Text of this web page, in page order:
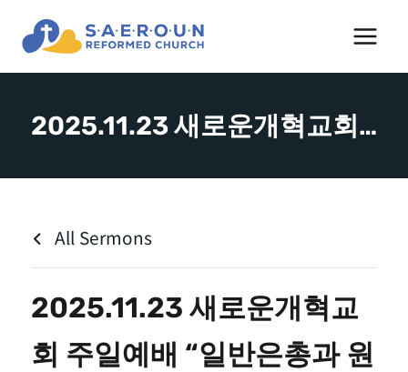
content
2025.11.23 새로운개혁교회 주일예배 “일반은총과 원수사랑”(마태복음 5:43-48) – 차재승 교수
All Sermons
2025.11.23 새로운개혁교
회 주일예배 “일반은총과 원